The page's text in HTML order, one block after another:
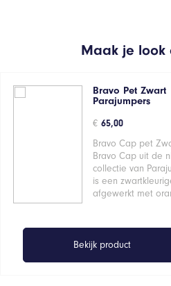
Maak je look
Bravo Pet Zwart
Parajumpers
€ 65,00
Bravo Cap pet
Bravo Cap uit de
collectie van
is een
afgewerkt met
Bekijk product